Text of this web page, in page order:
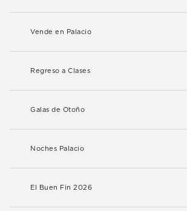
Vende en Palacio
Regreso a Clases
Galas de Otoño
Noches Palacio
El Buen Fin 2026